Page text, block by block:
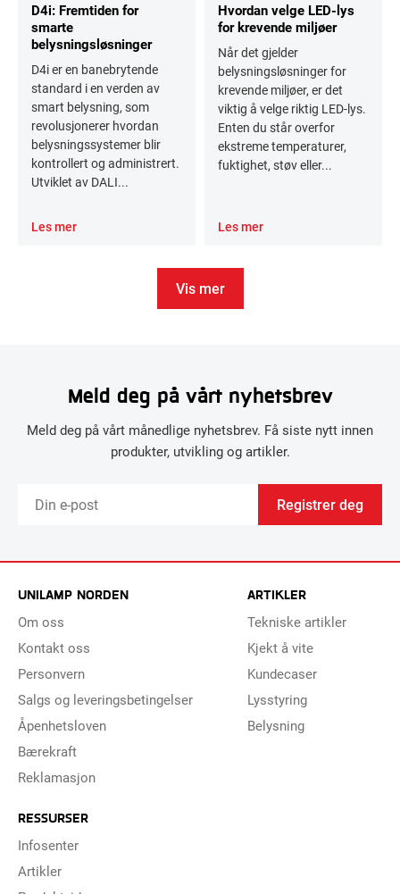
D4i: Fremtiden for
smarte
belysningsløsninger
D4i er en banebrytende
standard i en verden av
smart belysning, som
revolusjonerer hvordan
belysningssystemer blir
kontrollert og administrert.
Utviklet av DALI...
Les mer
Hvordan velge LED-lys
for krevende miljøer
Når det gjelder
belysningsløsninger for
krevende miljøer, er det
viktig å velge riktig LED-lys.
Enten du står overfor
ekstreme temperaturer,
fuktighet, støv eller...
Les mer
Vis mer
Meld deg på vårt nyhetsbrev
Meld deg på vårt månedlige nyhetsbrev. Få siste nytt innen
produkter, utvikling og artikler.
Registrer deg
UNILAMP NORDEN
Om oss
Kontakt oss
Personvern
Salgs og leveringsbetingelser
Åpenhetsloven
Bærekraft
Reklamasjon
ARTIKLER
Tekniske artikler
Kjekt å vite
Kundecaser
Lysstyring
Belysning
RESSURSER
Infosenter
Artikler